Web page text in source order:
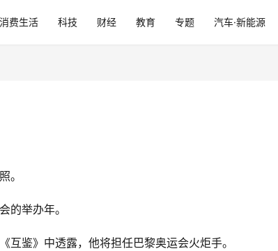
消费生活 科技 财经 教育 专题 汽车·新能源
。
的举办年。
互鉴》中透露，他将担任巴黎奥运会火炬手。